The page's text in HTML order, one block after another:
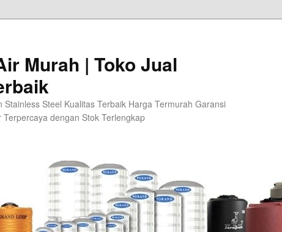
Murah | Toko Jual
Stainless Steel Kualitas Terbaik Harga Termurah Garansi
dengan Stok Terlengkap